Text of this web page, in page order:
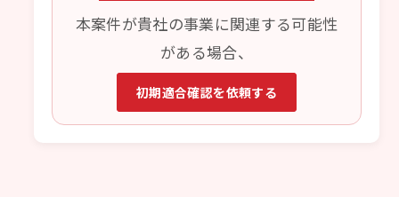
本案件が貴社の事業に関連する可能性
がある場合、
初期適合確認を依頼する